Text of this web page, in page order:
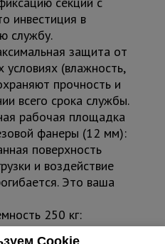
инвестиция в
службу.
защита от
условиях (влажность,
прочность и
всего срока службы.
рабочая площадка
фанеры (12 мм):
поверхность
и воздействие
Это ваша
250 кг:
с инструментом,
Cookie